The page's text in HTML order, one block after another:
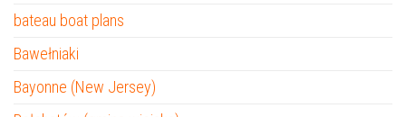
bateau boat plans
Bawełniaki
Bayonne (New Jersey)